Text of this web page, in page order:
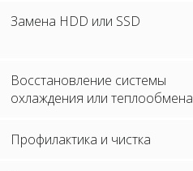
Замена HDD или SSD
Восстановление системы
охлаждения или теплообмена
Профилактика и чистка